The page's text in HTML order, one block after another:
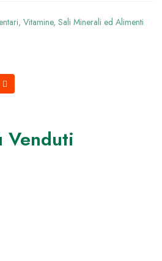
, Vitamine, Sali Minerali ed Alimenti
Venduti